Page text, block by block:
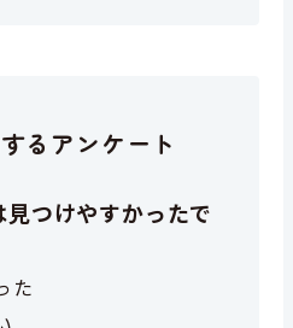
るアンケート